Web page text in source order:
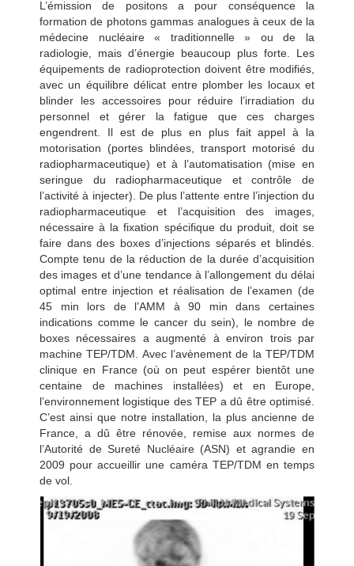
L’émission de positons a pour conséquence la
formation de photons gammas analogues à ceux de la
médecine nucléaire « traditionnelle » ou de la
radiologie, mais d’énergie beaucoup plus forte. Les
équipements de radioprotection doivent être modifiés,
avec un équilibre délicat entre plomber les locaux et
blinder les accessoires pour réduire l’irradiation du
personnel et gérer la fatigue que ces charges
engendrent. Il est de plus en plus fait appel à la
motorisation (portes blindées, transport motorisé du
radiopharmaceutique) et à l’automatisation (mise en
seringue du radiopharmaceutique et contrôle de
l’activité à injecter). De plus l’attente entre l’injection du
radiopharmaceutique et l’acquisition des images,
nécessaire à la fixation spécifique du produit, doit se
faire dans des boxes d’injections séparés et blindés.
Compte tenu de la réduction de la durée d’acquisition
des images et d’une tendance à l’allongement du délai
optimal entre injection et réalisation de l’examen (de
45 min lors de l’AMM à 90 min dans certaines
indications comme le cancer du sein), le nombre de
boxes nécessaires a augmenté à environ trois par
machine TEP/TDM. Avec l’avènement de la TEP/TDM
clinique en France (où on peut espérer bientôt une
centaine de machines installées) et en Europe,
l’environnement logistique des TEP a dû être optimisé.
C’est ainsi que notre installation, la plus ancienne de
France, a dû être rénovée, remise aux normes de
l’Autorité de Sureté Nucléaire (ASN) et agrandie en
2009 pour accueillir une caméra TEP/TDM en temps
de vol.